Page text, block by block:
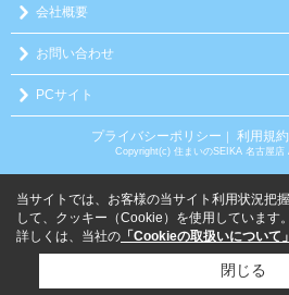
会社概要
お問い合わせ
PCサイト
プライバシーポリシー 利用規約
Copyright(c) 住まいのSEIKA 名古屋店
当サイトでは、お客様の当サイト利用状況把
して、クッキー（Cookie）を使用しています。
詳しくは、当社の 「Cookieの取扱いについて」
閉じる